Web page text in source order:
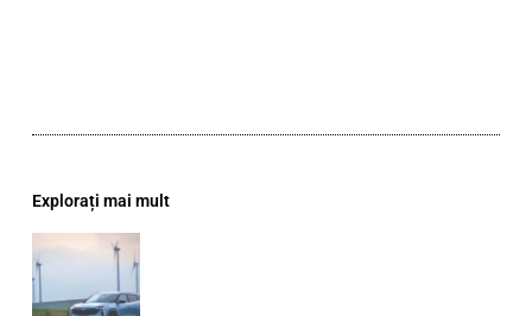
Explorați mai mult